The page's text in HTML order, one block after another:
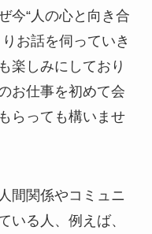
今“人の心と向き合
お話を伺っていき
楽しみにしており
お仕事を初めて会
らっても構いませ
間関係やコミュニ
いる人、例えば、